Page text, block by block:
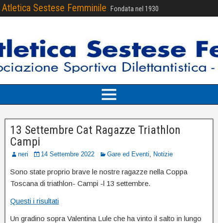
Atletica Sestese Femminile Fondata nel 1930
13 Settembre Cat Ragazze Triathlon
Campi
neri 14 Settembre 2022 Gare ed Eventi, Notizie
Sono state proprio brave le nostre ragazze nella Coppa
Toscana di triathlon- Campi -l 13 settembre.
Questi i risultati
Un gradino sopra Valentina Lule che ha vinto il salto in lungo